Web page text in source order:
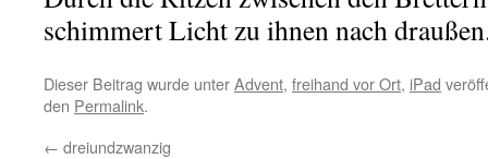
schimmert Licht zu ihnen nach
Dieser Beitrag wurde unterAdvent, freihand vor Ort, iPad
den Permalink.
← dreiundzwanzig